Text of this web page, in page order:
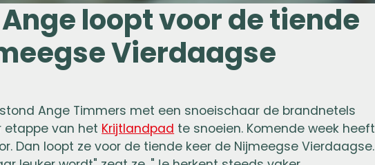
loopt voor de tiende
Vierdaagse
Ange Timmers met een snoeischaar de brandnetels
etappe van het Krijtlandpad te snoeien. Komende week heeft
Dan loopt ze voor de tiende keer de Nijmeegse Vierdaagse.